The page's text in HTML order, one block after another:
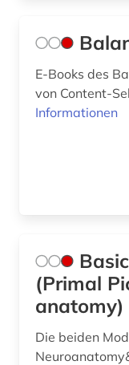
pflege (3)
E-Books des
von Content-
Informationen
(Primal Pictures
anatomy)
Die beiden